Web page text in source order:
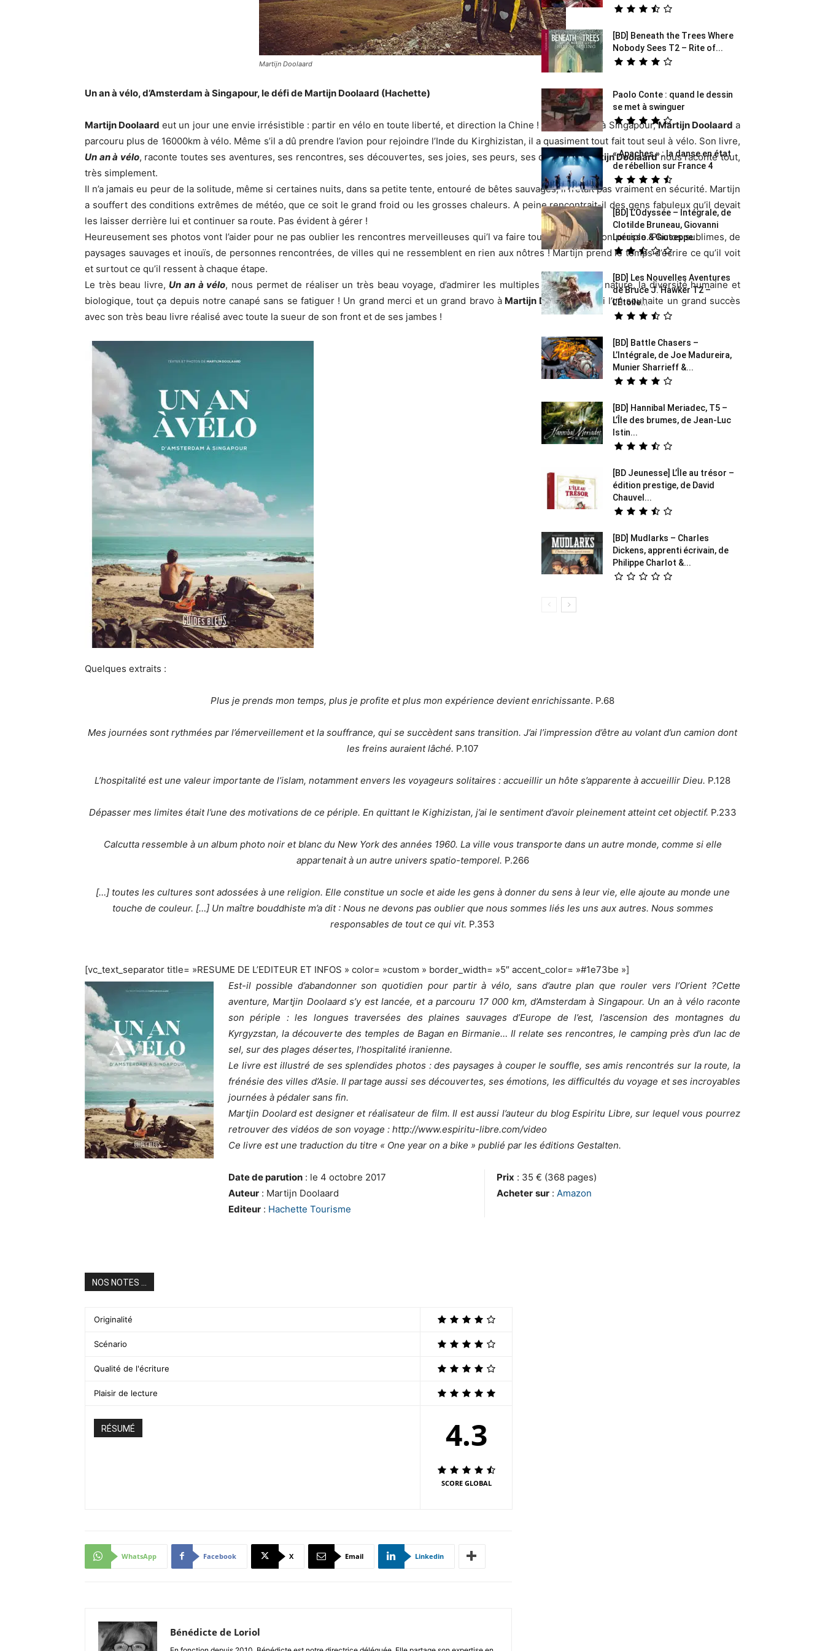
Martijn Doolaard
Un an à vélo, d’Amsterdam à Singapour, le défi de Martijn Doolaard (Hachette)
Martijn Doolaard eut un jour une envie irrésistible : partir en vélo en toute liberté, et direction la Chine ! D’Amsterdam à Singapour,Martijn Doolaard a
parcouru plus de 16000km à vélo. Même s’il a dû prendre l’avion pour rejoindre l’Inde du Kirghizistan, il a quasiment tout fait tout seul à vélo. Son livre,
Un an à vélo, raconte toutes ses aventures, ses rencontres, ses découvertes, ses joies, ses peurs, ses douleurs,Martijn Doolaardnous raconte tout,
très simplement.
Il n’a jamais eu peur de la solitude, même si certaines nuits, dans sa petite tente, entouré de bêtes sauvages, il n’était pas vraiment en sécurité. Martijn
a souffert des conditions extrêmes de météo, que ce soit le grand froid ou les grosses chaleurs. A peine rencontrait-il des gens fabuleux qu’il devait
les laisser derrière lui et continuer sa route. Pas évident à gérer !
Heureusement ses photos vont l’aider pour ne pas oublier les rencontres merveilleuses qui’l va faire tout au long de son périple. Photos sublimes, de
paysages sauvages et inouïs, de personnes rencontrées, de villes qui ne ressemblent en rien aux nôtres ! Martijn prend le temps d’écrire ce qu’il voit
et surtout ce qu’il ressent à chaque étape.
Le très beau livre, Un an à vélo, nous permet de réaliser un très beau voyage, d’admirer les multiples secrets de la nature, la diversité humaine et
biologique, tout ça depuis notre canapé sans se fatiguer ! Un grand merci et un grand bravo àMartijn Doolaardà qui l’on souhaite un grand succès
avec son très beau livre réalisé avec toute la sueur de son front et de ses jambes !
Quelques extraits :
Plus je prends mon temps, plus je profite et plus mon expérience devient enrichissante. P.68
Mes journées sont rythmées par l’émerveillement et la souffrance, qui se succèdent sans transition. J’ai l’impression d’être au volant d’un camion dont
les freins auraient lâché. P.107
L’hospitalité est une valeur importante de l’islam, notamment envers les voyageurs solitaires : accueillir un hôte s’apparente à accueillir Dieu. P.128
Dépasser mes limites était l’une des motivations de ce périple. En quittant le Kighizistan, j’ai le sentiment d’avoir pleinement atteint cet objectif. P.233
Calcutta ressemble à un album photo noir et blanc du New York des années 1960. La ville vous transporte dans un autre monde, comme si elle
appartenait à un autre univers spatio-temporel. P.266
[…] toutes les cultures sont adossées à une religion. Elle constitue un socle et aide les gens à donner du sens à leur vie, elle ajoute au monde une
touche de couleur. […] Un maître bouddhiste m’a dit : Nous ne devons pas oublier que nous sommes liés les uns aux autres. Nous sommes
responsables de tout ce qui vit. P.353
[vc_text_separator title= »RESUME DE L’EDITEUR ET INFOS » color= »custom » border_width= »5″ accent_color= »#1e73be »]
Est-il possible d’abandonner son quotidien pour partir à vélo, sans d’autre plan que rouler vers l’Orient ?Cette
aventure, Martjin Doolaard s’y est lancée, et a parcouru 17 000 km, d’Amsterdam à Singapour. Un an à vélo raconte
son périple : les longues traversées des plaines sauvages d’Europe de l’est, l’ascension des montagnes du
Kyrgyzstan, la découverte des temples de Bagan en Birmanie… Il relate ses rencontres, le camping près d’un lac de
sel, sur des plages désertes, l’hospitalité iranienne.
Le livre est illustré de ses splendides photos : des paysages à couper le souffle, ses amis rencontrés sur la route, la
frénésie des villes d’Asie. Il partage aussi ses découvertes, ses émotions, les difficultés du voyage et ses incroyables
journées à pédaler sans fin.
Martjin Doolard est designer et réalisateur de film. Il est aussi l’auteur du blog Espiritu Libre, sur lequel vous pourrez
retrouver des vidéos de son voyage : http://www.espiritu-libre.com/video
Ce livre est une traduction du titre « One year on a bike » publié par les éditions Gestalten.
Date de parution : le 4 octobre 2017
Auteur : Martijn Doolaard
Editeur : Hachette Tourisme
Prix : 35 € (368 pages)
Acheter sur : Amazon
NOS NOTES ...
Originalité
Scénario
Qualité de l'écriture
Plaisir de lecture
RÉSUMÉ 4.3
SCORE GLOBAL
WhatsApp Facebook X Email Linkedin
Bénédicte de Loriol
[BD] Beneath the Trees Where
Nobody Sees T2 – Rite of...
Paolo Conte : quand le dessin
se met à swinguer
« Apaches » : la danse en état
de rébellion sur France 4
[BD] L’Odyssée – Intégrale, de
Clotilde Bruneau, Giovanni
Lorusso & Giuseppe...
[BD] Les Nouvelles Aventures
de Bruce J. Hawker T2 –
L’Étoile...
[BD] Battle Chasers –
L’Intégrale, de Joe Madureira,
Munier Sharrieff &...
[BD] Hannibal Meriadec, T5 –
L’Île des brumes, de Jean-Luc
Istin...
[BD Jeunesse] L’Île au trésor –
édition prestige, de David
Chauvel...
[BD] Mudlarks – Charles
Dickens, apprenti écrivain, de
Philippe Charlot &...